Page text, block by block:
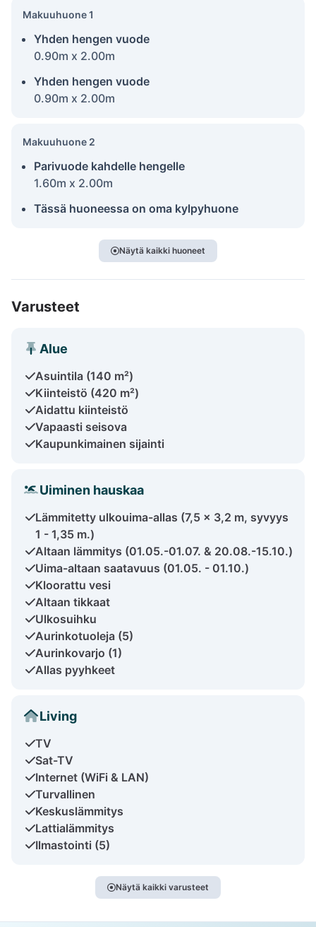
Makuuhuone 1
Yhden hengen vuode
0.90m x 2.00m
Yhden hengen vuode
0.90m x 2.00m
Makuuhuone 2
Parivuode kahdelle hengelle
1.60m x 2.00m
Tässä huoneessa on oma kylpyhuone
Näytä kaikki huoneet
Varusteet
Alue
Asuintila (140 m²)
Kiinteistö (420 m²)
Aidattu kiinteistö
Vapaasti seisova
Kaupunkimainen sijainti
Uiminen hauskaa
Lämmitetty ulkouima-allas (7,5 x 3,2 m, syvyys
1 - 1,35 m.)
Altaan lämmitys (01.05.-01.07. & 20.08.-15.10.)
Uima-altaan saatavuus (01.05. - 01.10.)
Kloorattu vesi
Altaan tikkaat
Ulkosuihku
Aurinkotuoleja (5)
Aurinkovarjo (1)
Allas pyyhkeet
Living
TV
Sat-TV
Internet (WiFi & LAN)
Turvallinen
Keskuslämmitys
Lattialämmitys
Ilmastointi (5)
Näytä kaikki varusteet